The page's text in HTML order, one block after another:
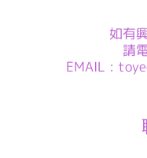
如有
請
EMAIL :